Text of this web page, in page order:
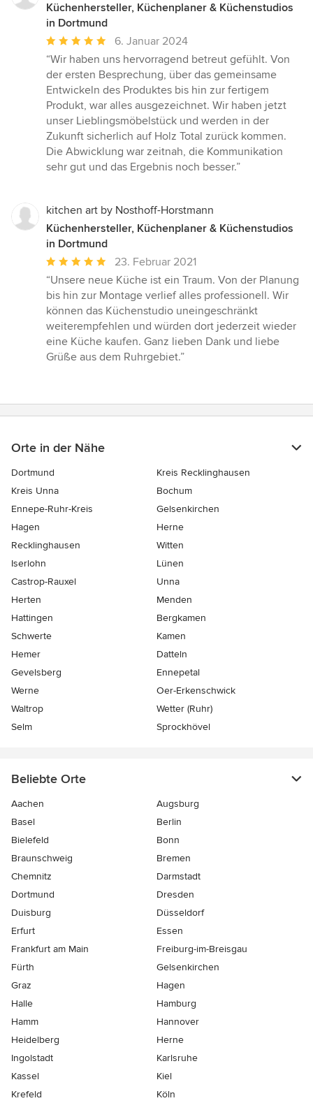
Küchenhersteller, Küchenplaner & Küchenstudios
in Dortmund
Durchschnittliche
Bewertung:
5
von
5
Sternen
6. Januar 2024
“Wir haben uns hervorragend betreut gefühlt. Von
der ersten Besprechung, über das gemeinsame
Entwickeln des Produktes bis hin zur fertigem
Produkt, war alles ausgezeichnet. Wir haben jetzt
unser Lieblingsmöbelstück und werden in der
Zukunft sicherlich auf Holz Total zurück kommen.
Die Abwicklung war zeitnah, die Kommunikation
sehr gut und das Ergebnis noch besser.”
kitchen art by Nosthoff-Horstmann
Küchenhersteller, Küchenplaner & Küchenstudios
in Dortmund
Durchschnittliche
Bewertung:
5
von
5
Sternen
23. Februar 2021
“Unsere neue Küche ist ein Traum. Von der Planung
bis hin zur Montage verlief alles professionell. Wir
können das Küchenstudio uneingeschränkt
weiterempfehlen und würden dort jederzeit wieder
eine Küche kaufen. Ganz lieben Dank und liebe
Grüße aus dem Ruhrgebiet.”
Orte in der Nähe
Dortmund
Kreis Recklinghausen
Kreis Unna
Bochum
Ennepe-Ruhr-Kreis
Gelsenkirchen
Hagen
Herne
Recklinghausen
Witten
Iserlohn
Lünen
Castrop-Rauxel
Unna
Herten
Menden
Hattingen
Bergkamen
Schwerte
Kamen
Hemer
Datteln
Gevelsberg
Ennepetal
Werne
Oer-Erkenschwick
Waltrop
Wetter (Ruhr)
Selm
Sprockhövel
Beliebte Orte
Aachen
Augsburg
Basel
Berlin
Bielefeld
Bonn
Braunschweig
Bremen
Chemnitz
Darmstadt
Dortmund
Dresden
Duisburg
Düsseldorf
Erfurt
Essen
Frankfurt am Main
Freiburg-im-Breisgau
Fürth
Gelsenkirchen
Graz
Hagen
Halle
Hamburg
Hamm
Hannover
Heidelberg
Herne
Ingolstadt
Karlsruhe
Kassel
Kiel
Krefeld
Köln